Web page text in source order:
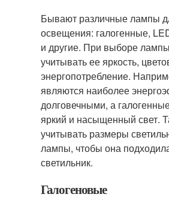
Бывают различные лампы
освещения: галогенные,
и другие. При выборе
учитывать ее яркость,
энергопотребление.
являются наиболее
долговечными, а
яркий и насыщенный свет.
учитывать размеры
лампы, чтобы она
светильник.
Галогеновые